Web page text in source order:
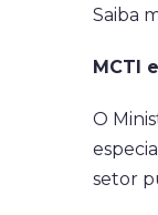
Saiba
MCTI
O
setor